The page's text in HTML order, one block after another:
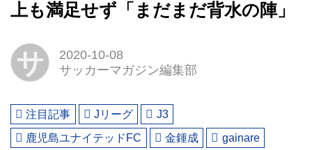
上も満足せず「まだまだ背水の陣」
サ
2020-10-08
サッカーマガジン編集部
注目記事 Jリーグ
J3
鹿児島ユナイテッドFC
金鍾成
gainare